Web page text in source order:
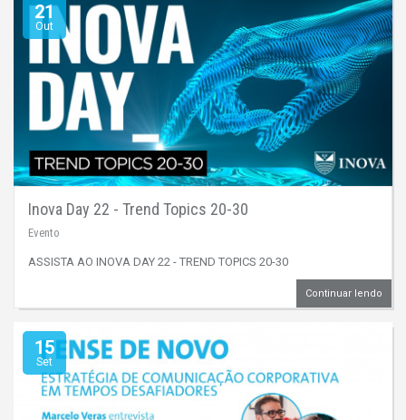
21
Out
Inova Day 22 - Trend Topics 20-30
Evento
ASSISTA AO INOVA DAY 22 - TREND TOPICS 20-30
Continuar lendo
15
Set